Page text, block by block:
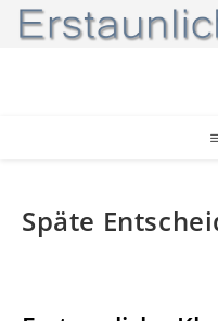
Zum
Inhalt
Späte